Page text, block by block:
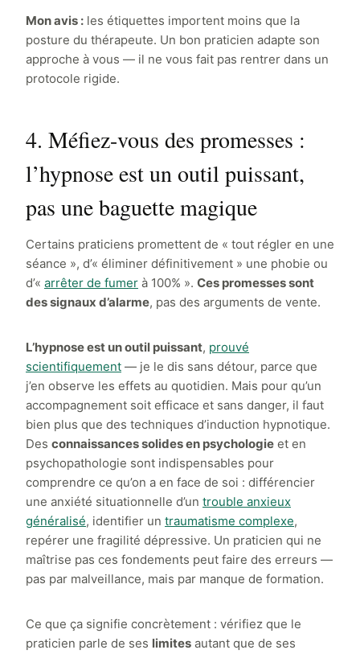
Mon avis : les étiquettes importent moins que la
posture du thérapeute. Un bon praticien adapte son
approche à vous — il ne vous fait pas rentrer dans un
protocole rigide.
4. Méfiez-vous des promesses :
l’hypnose est un outil puissant,
pas une baguette magique
Certains praticiens promettent de « tout régler en une
séance », d’« éliminer définitivement » une phobie ou
d’« arrêter de fumer à 100% ». Ces promesses sont
des signaux d’alarme, pas des arguments de vente.
L’hypnose est un outil puissant, prouvé
scientifiquement — je le dis sans détour, parce que
j’en observe les effets au quotidien. Mais pour qu’un
accompagnement soit efficace et sans danger, il faut
bien plus que des techniques d’induction hypnotique.
Des connaissances solides en psychologie et en
psychopathologie sont indispensables pour
comprendre ce qu’on a en face de soi : différencier
une anxiété situationnelle d’un trouble anxieux
généralisé, identifier un traumatisme complexe,
repérer une fragilité dépressive. Un praticien qui ne
maîtrise pas ces fondements peut faire des erreurs —
pas par malveillance, mais par manque de formation.
Ce que ça signifie concrètement : vérifiez que le
praticien parle de ses limites autant que de ses